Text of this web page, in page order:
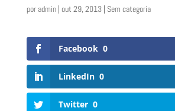
por admin| out 29, 2013| Sem categoria
Facebook 0
LinkedIn 0
Twitter 0